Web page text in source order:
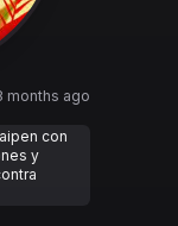
months ago
con
y